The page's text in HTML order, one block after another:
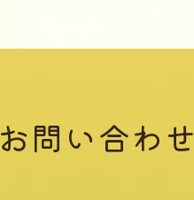
問い合わせ